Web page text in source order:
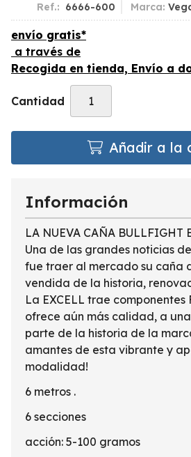
Ref.: 6666-600 Marca:
envío gratis*
a través de
Recogida en tienda, Envío a
Cantidad
Añadir a la
Información
LA NUEVA CAÑA BULLFIGHT
Una de las grandes noticias
fue traer al mercado su caña
vendida de la historia,
La EXCELL trae componentes
ofrece aún más calidad, a
parte de la historia de la
amantes de esta vibrante y
modalidad!
6 metros .
6 secciones
acción: 5-100 gramos